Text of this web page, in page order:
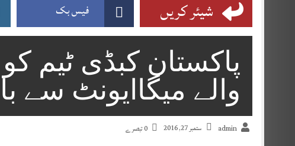
شیئر کریں فیس بک
پاکستان کبڈی ٹیم
والے میگاایونٹ سے
admin ستمبر 27, 2016